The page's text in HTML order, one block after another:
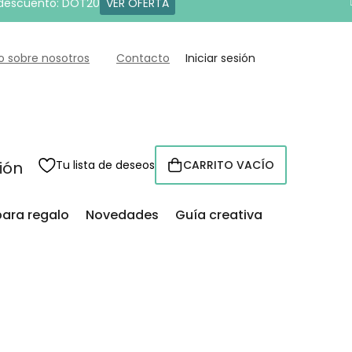
DOT20 VER OFERTA
sobre nosotros Contacto Iniciar sesión
Tu lista de deseos CESTA
CARRITO VACÍO
regalo Novedades Guía creativa